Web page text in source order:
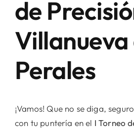
de
Villanueva
Perales
¡Vamos! Que no se diga,
con tu puntería en el I Torneo